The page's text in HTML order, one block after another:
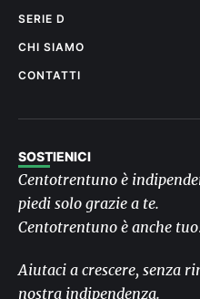
SERIE D
CHI SIAMO
CONTATTI
SOSTIENICI
Centotrentuno è
piedi solo grazie a te.
Centotrentuno è anche
Aiutaci a crescere, senza
nostra indipendenza.